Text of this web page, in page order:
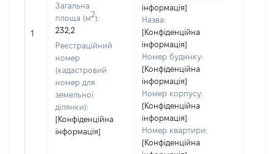
1
Загальна
площа (м2):
232,2
Реєстраційний
номер
(кадастровий
номер для
земельної
ділянки):
[Конфіденційна
інформація]
інформація]
Назва:
[Конфіденційна
інформація]
Номер будинку:
[Конфіденційна
інформація]
Номер корпусу:
[Конфіденційна
інформація]
Номер квартири:
[Конфіденційна